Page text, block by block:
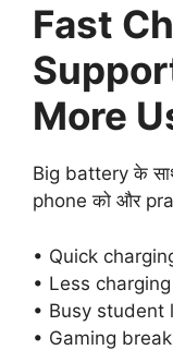
Fast
More
Big battery के
phone को और
• Quick
• Less
• Busy student
• Gaming